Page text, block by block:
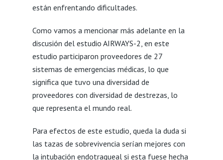
están enfrentando dificultades.
Como vamos a mencionar más adelante en la
discusión del estudio AIRWAYS-2, en este
estudio participaron proveedores de 27
sistemas de emergencias médicas, lo que
significa que tuvo una diversidad de
proveedores con diversidad de destrezas, lo
que representa el mundo real.
Para efectos de este estudio, queda la duda si
las tazas de sobrevivencia serían mejores con
la intubación endotraqueal si esta fuese hecha